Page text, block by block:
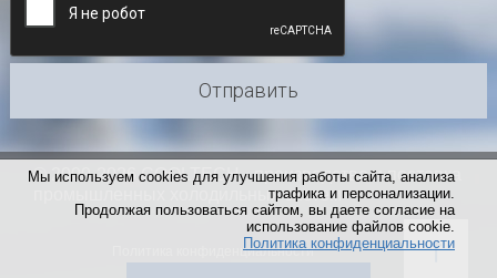
Мы используем cookies для улучшения работы сайта, анализа
трафика и персонализации.
Продолжая пользоваться сайтом, вы даете согласие на
использование файлов cookie.
Политика конфиденциальности
Отправить
© 2000-2026 COOLTECH - производство и поставка
промышленных холодильных систем
Политика конфиденциальности